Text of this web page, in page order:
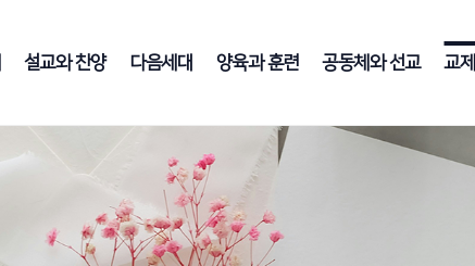
설교와 찬양 다음세대 양육과 훈련 공동체와 선교 교